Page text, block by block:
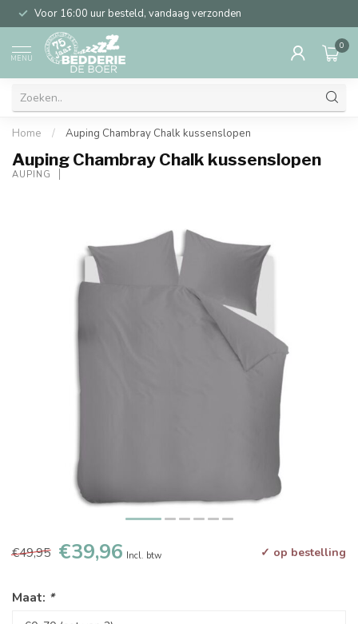
Voor 16:00 uur besteld, vandaag verzonden
MENU
0
Home / Auping Chambray Chalk kussenslopen
Auping Chambray Chalk kussenslopen
AUPING
€49,95 €39,96 Incl. btw ✓ op bestelling
Maat: *